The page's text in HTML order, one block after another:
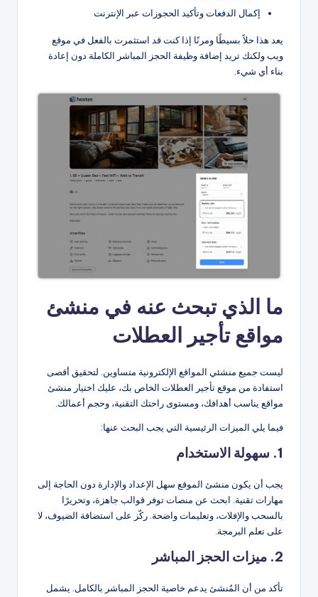
إكمال الدفعات وتأكيد الحجوزات عبر الإنترنت
يعد هذا حلاً بسيطًا ومرنًا إذا كنت قد استثمرت بالفعل في موقع
ويب ولكنك تريد إضافة وظيفة الحجز المباشر الكاملة دون إعادة
بناء أي شيء.
ما الذي تبحث عنه في منشئ
مواقع تأجير العطلات
ليست جميع منشئي المواقع الإلكترونية متساوين. لتحقيق أقصى
استفادة من موقع تأجير العطلات الخاص بك، عليك اختيار منشئ
مواقع يناسب أهدافك، ومستوى راحتك التقنية، وحجم أعمالك.
فيما يلي الميزات الرئيسية التي يجب البحث عنها:
1. سهولة الاستخدام
يجب أن يكون منشئ الموقع سهل الإعداد والإدارة دون الحاجة إلى
مهارات تقنية. ابحث عن منصات توفر قوالب جاهزة، وتحريرًا
بالسحب والإفلات، وتعليمات واضحة. ركّز على استضافة الضيوف، لا
على تعلم البرمجة.
2. ميزات الحجز المباشر
تأكد من أن المُنشئ يدعم خاصية الحجز المباشر بالكامل. يشمل